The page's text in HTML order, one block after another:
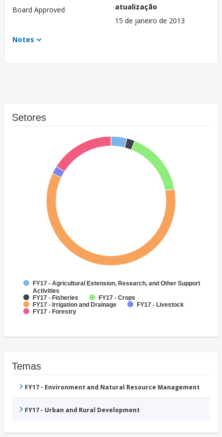
Board Approved
atualização
15 de janeiro de 2013
Notes
Setores
FY17 - Agricultural Extension, Research, and Other Support
Activities
FY17 - Fisheries
FY17 - Crops
FY17 - Irrigation and Drainage
FY17 - Livestock
FY17 - Forestry
Temas
FY17 - Environment and Natural Resource Management
FY17 - Urban and Rural Development